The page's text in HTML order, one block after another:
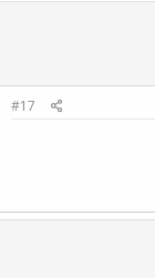
#17